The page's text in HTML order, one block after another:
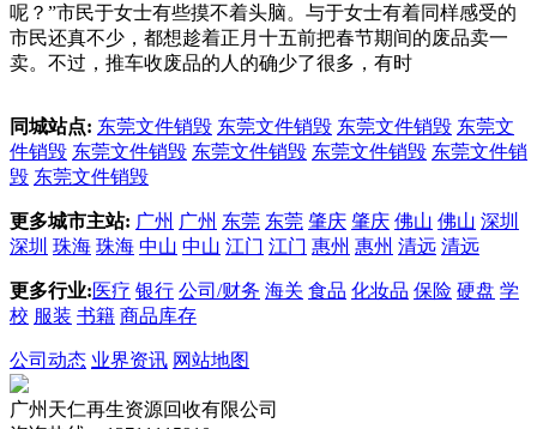
呢？”市民于女士有些摸不着头脑。与于女士有着同样感受的
市民还真不少，都想趁着正月十五前把春节期间的废品卖一
卖。不过，推车收废品的人的确少了很多，有时
同城站点: 东莞文件销毁 东莞文件销毁 东莞文件销毁 东莞文
件销毁 东莞文件销毁 东莞文件销毁 东莞文件销毁 东莞文件销
毁 东莞文件销毁
更多城市主站: 广州 广州 东莞 东莞 肇庆 肇庆 佛山 佛山 深圳
深圳 珠海 珠海 中山 中山 江门 江门 惠州 惠州 清远 清远
更多行业: 医疗 银行 公司/财务 海关 食品 化妆品 保险 硬盘 学
校 服装 书籍 商品库存
公司动态 业界资讯 网站地图
广州天仁再生资源回收有限公司